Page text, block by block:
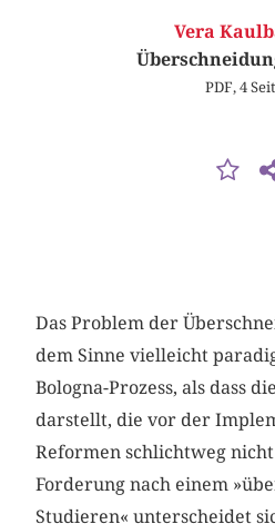
Vera
PDF, 4
Das Problem der
dem Sinne vielleicht
Bologna-Prozess, als dass
darstellt, die vor der
Reformen schlichtweg
Forderung nach einem
Studieren« unterscheidet